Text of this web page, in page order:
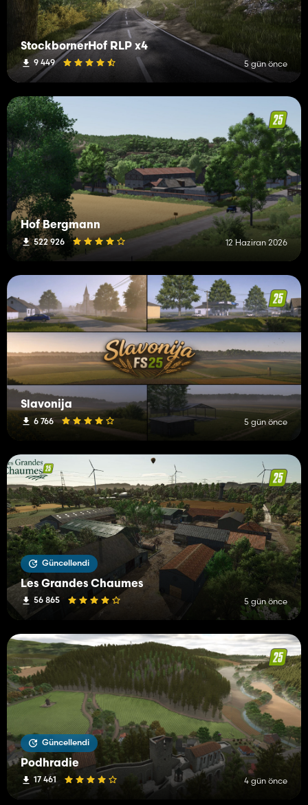
StockbornerHof RLP x4
9 449 5 gün önce
Hof Bergmann
522 926 12 Haziran 2026
Slavonija
6 766 5 gün önce
Güncellendi
Les Grandes Chaumes
56 865 5 gün önce
Güncellendi
Podhradie
17 461 4 gün önce